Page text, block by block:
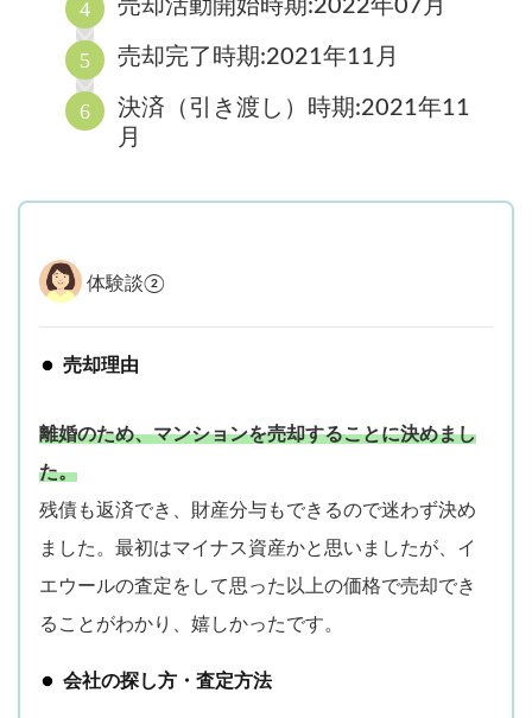
売却活動開始時期:2022年07月
売却完了時期:2021年11月
決済（引き渡し）時期:2021年11
月
体験談②
売却理由
離婚のため、マンションを売却することに決めまし
た。
残債も返済でき、財産分与もできるので迷わず決め
ました。最初はマイナス資産かと思いましたが、イ
エウールの査定をして思った以上の価格で売却でき
ることがわかり、嬉しかったです。
会社の探し方・査定方法